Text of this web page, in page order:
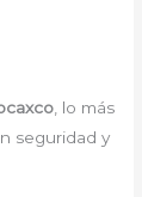
, lo más
seguridad y